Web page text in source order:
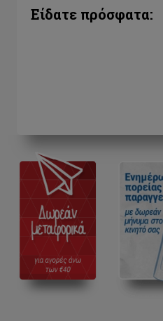
Είδατε πρόσφατα: